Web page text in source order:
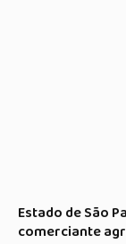
Estado de São
comerciante